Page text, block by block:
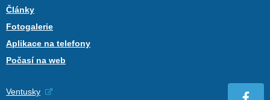
Články
Fotogalerie
Aplikace na telefony
Počasí na web
Ventusky